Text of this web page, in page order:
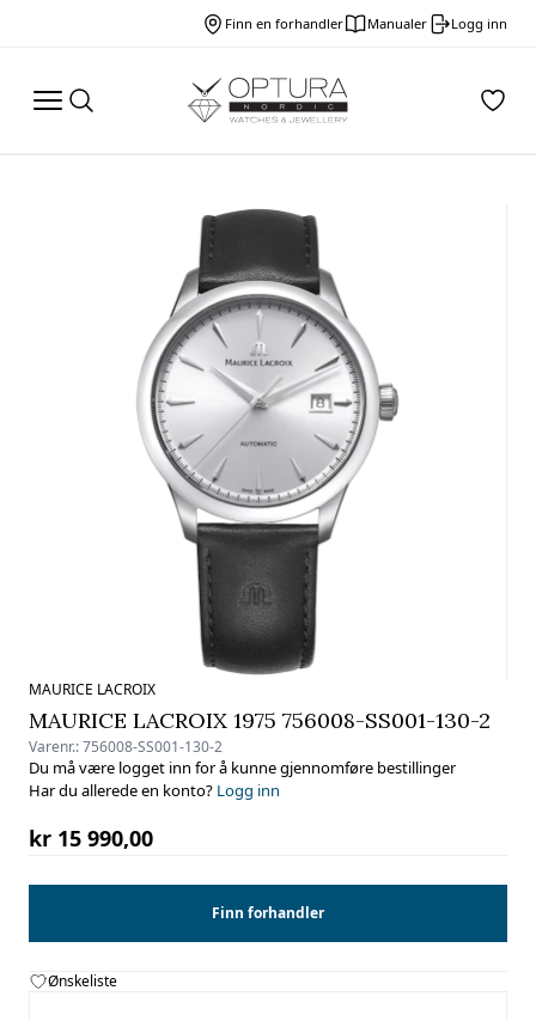
Finn en forhandler Manualer Logg inn
MAURICE LACROIX
MAURICE LACROIX 1975 756008-SS001-130-2
Varenr.:756008-SS001-130-2
Du må være logget inn for å kunne gjennomføre bestillinger
Har du allerede en konto? Logg inn
kr 15 990,00
Finn forhandler
Ønskeliste